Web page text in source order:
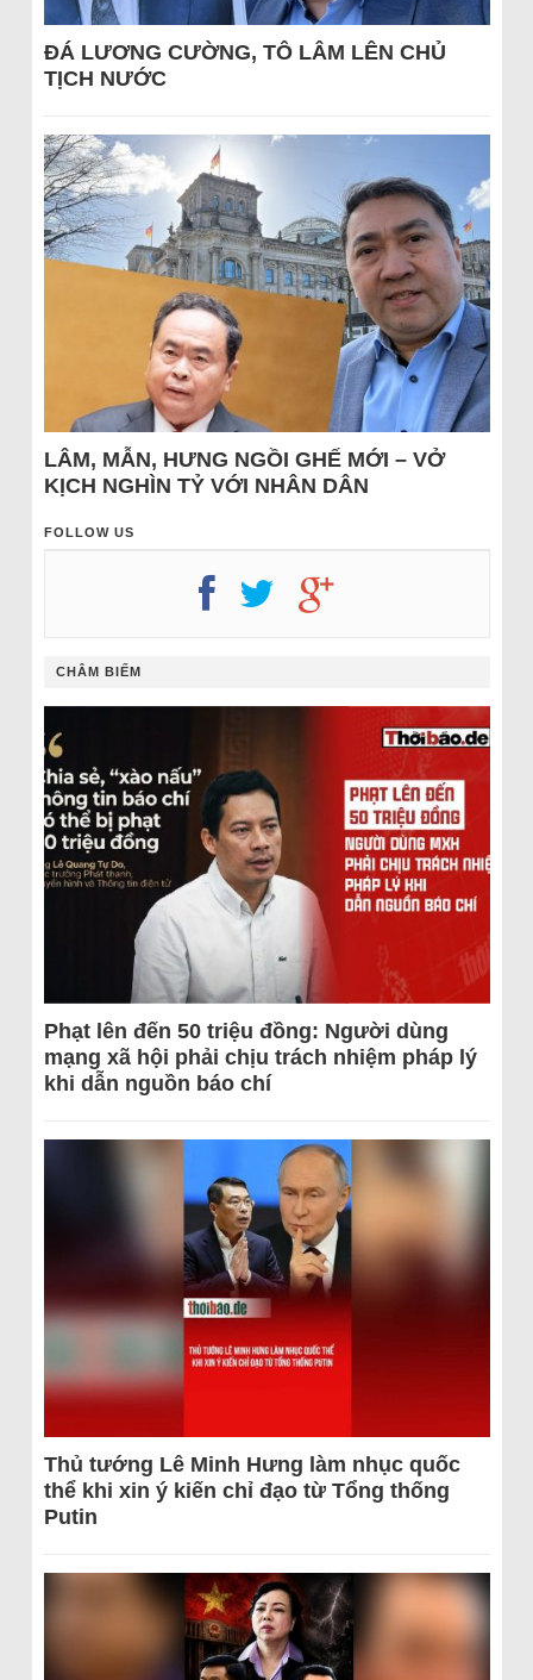
ĐÁ LƯƠNG CƯỜNG, TÔ LÂM LÊN CHỦ
TỊCH NƯỚC
LÂM, MẪN, HƯNG NGỒI GHẾ MỚI – VỞ
KỊCH NGHÌN TỶ VỚI NHÂN DÂN
FOLLOW US
CHÂM BIẾM
Phạt lên đến 50 triệu đồng: Người dùng
mạng xã hội phải chịu trách nhiệm pháp lý
khi dẫn nguồn báo chí
Thủ tướng Lê Minh Hưng làm nhục quốc
thể khi xin ý kiến chỉ đạo từ Tổng thống
Putin